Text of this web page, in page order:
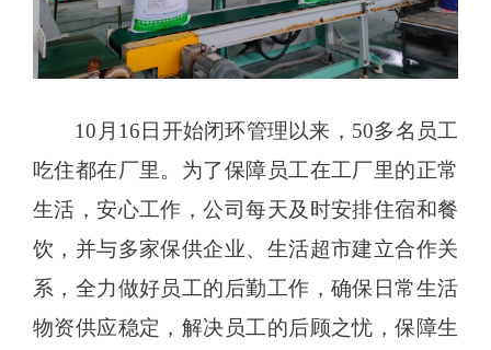
10月16日开始闭环管理以来，50多名员工
吃住都在厂里。为了保障员工在工厂里的正常
生活，安心工作，公司每天及时安排住宿和餐
饮，并与多家保供企业、生活超市建立合作关
系，全力做好员工的后勤工作，确保日常生活
物资供应稳定，解决员工的后顾之忧，保障生